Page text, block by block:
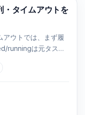
タイムアウトを
ウトでは、まず履
runningは元タスク